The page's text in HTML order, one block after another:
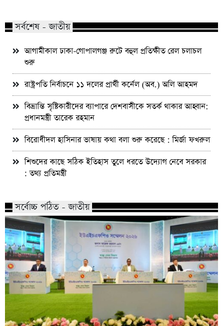
সর্বশেষ - জাতীয়
আগামীকাল ঢাকা-গোপালগঞ্জ রুটে বহুল প্রতিক্ষীত রেল চলাচল
শুরু
রাষ্ট্রপতি নির্বাচনে ১১ দলের প্রার্থী কর্নেল (অব.) অলি আহমদ
বিভ্রান্তি সৃষ্টিকারীদের ব্যাপারে দেশবাসীকে সতর্ক থাকার আহ্বান:
প্রধানমন্ত্রী তারেক রহমান
বিরোধীদল হাসিনার ভাষায় কথা বলা শুরু করেছে : মির্জা ফখরুল
শিশুদের কাছে সঠিক ইতিহাস তুলে ধরতে উদ্যোগ নেবে সরকার
: তথ্য প্রতিমন্ত্রী
সর্বোচ্চ পঠিত - জাতীয়